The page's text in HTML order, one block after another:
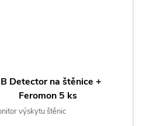
Detector na štěnice +
Feromon 5 ks
výskytu štěnic